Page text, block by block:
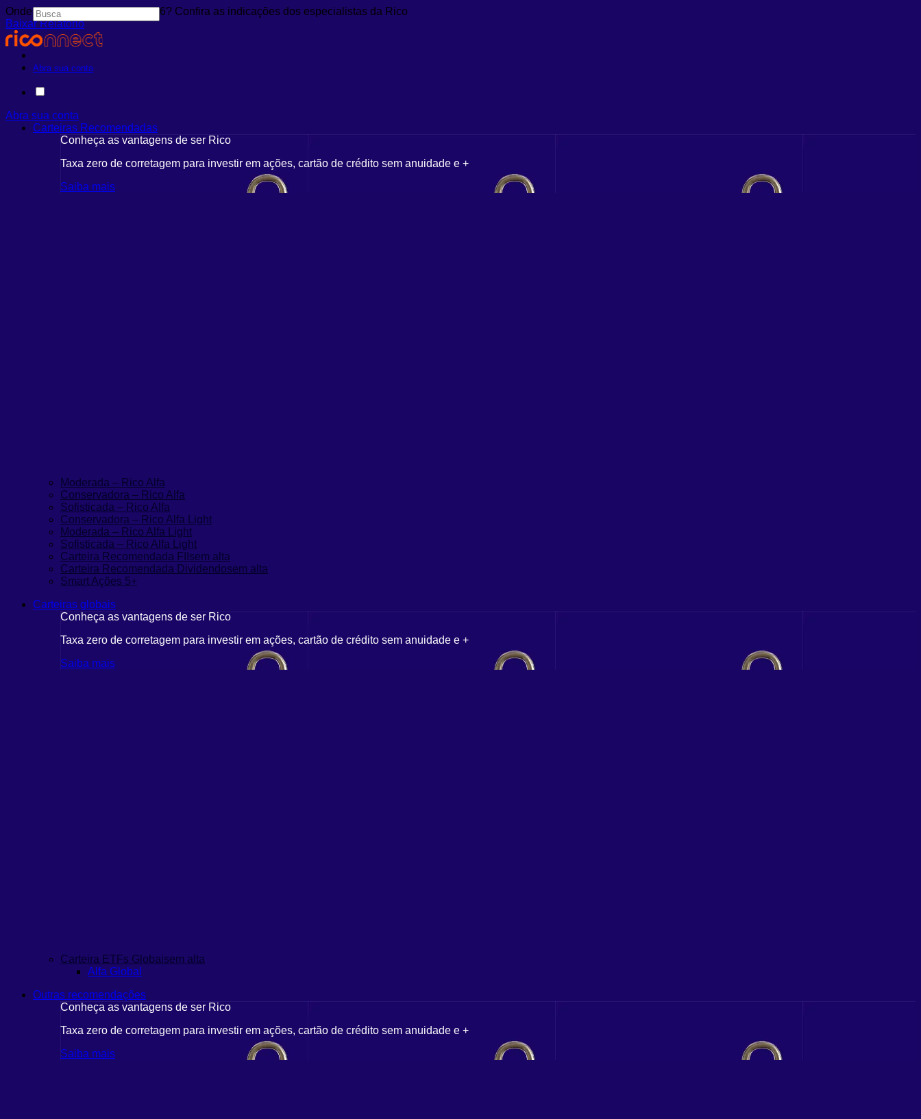
Onde investir em agosto de 2026? Confira as indicações dos especialistas da Rico
Baixar Relatório
Abra sua conta
Abra sua conta
Carteiras Recomendadas
Conheça as vantagens de ser Rico
Taxa zero de corretagem para investir em ações, cartão de crédito sem anuidade e +
Saiba mais
Moderada – Rico Alfa
Conservadora – Rico Alfa
Sofisticada – Rico Alfa
Conservadora – Rico Alfa Light
Moderada – Rico Alfa Light
Sofisticada – Rico Alfa Light
Carteira Recomendada FIIsem alta
Carteira Recomendada Dividendosem alta
Smart Ações 5+
Carteiras globais
Conheça as vantagens de ser Rico
Taxa zero de corretagem para investir em ações, cartão de crédito sem anuidade e +
Saiba mais
Carteira ETFs Globaisem alta
Alfa Global
Outras recomendações
Conheça as vantagens de ser Rico
Taxa zero de corretagem para investir em ações, cartão de crédito sem anuidade e +
Saiba mais